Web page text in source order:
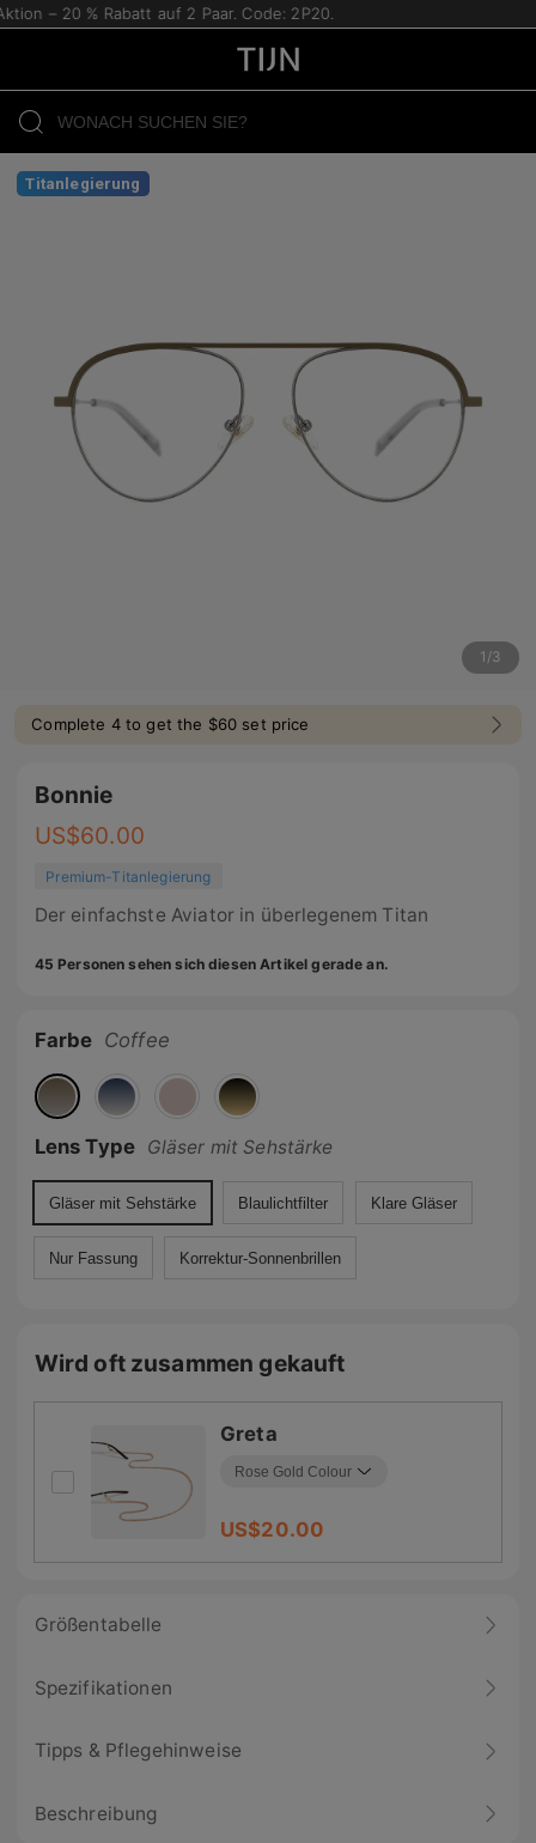
– 20 % Rabatt auf 2 Paar. Code: 2P20.
Titanlegierung
1 /3
Complete 4 to get the $60 set price
Bonnie
US$60.00
Premium-Titanlegierung
Der einfachste Aviator in überlegenem Titan
45 Personen sehen sich diesen Artikel gerade an.
Farbe Coffee
Lens Type Gläser mit Sehstärke
Gläser mit Sehstärke Blaulichtfilter Klare Gläser
Nur Fassung Korrektur-Sonnenbrillen
Wird oft zusammen gekauft
Greta
US$20.00
Größentabelle
Spezifikationen
Tipps & Pflegehinweise
Beschreibung